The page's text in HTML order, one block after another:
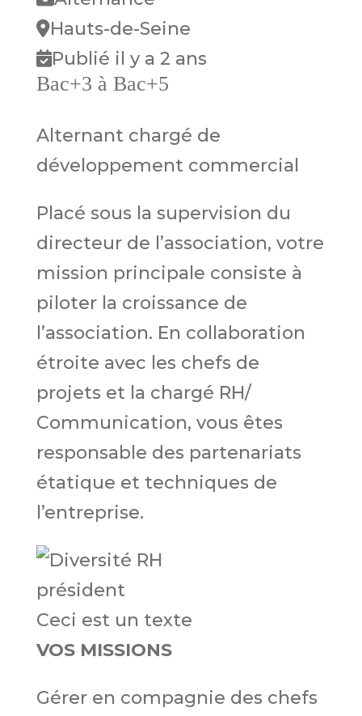
Hauts-de-Seine
Publié il y a 2 ans
Bac+3 à Bac+5
Alternant chargé de
développement commercial
Placé sous la supervision du
directeur de l’association, votre
mission principale consiste à
piloter la croissance de
l’association. En collaboration
étroite avec les chefs de
projets et la chargé RH/
Communication, vous êtes
responsable des partenariats
étatique et techniques de
l’entreprise.
Ceci est un texte
VOS MISSIONS
Gérer en compagnie des chefs